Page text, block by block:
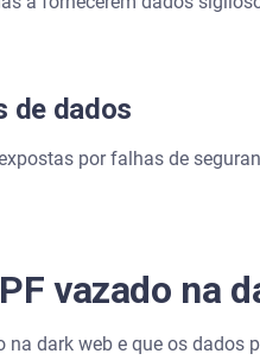
de dados
por falhas de
vazado na
dark web e que os